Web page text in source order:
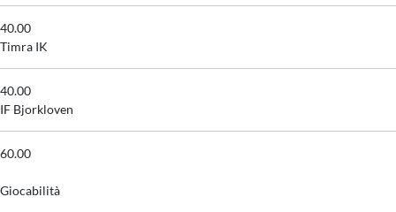
40.00
Timra IK
40.00
IF Bjorkloven
60.00
Giocabilità